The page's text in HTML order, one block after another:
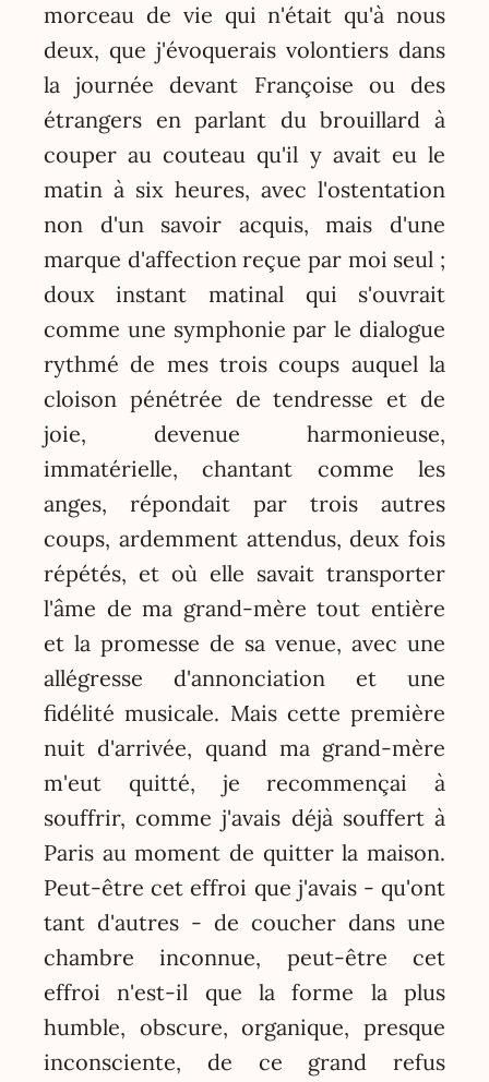
morceau de vie qui n'était qu'à nous
deux, que j'évoquerais volontiers dans
la journée devant Françoise ou des
étrangers en parlant du brouillard à
couper au couteau qu'il y avait eu le
matin à six heures, avec l'ostentation
non d'un savoir acquis, mais d'une
marque d'affection reçue par moi seul ;
doux instant matinal qui s'ouvrait
comme une symphonie par le dialogue
rythmé de mes trois coups auquel la
cloison pénétrée de tendresse et de
joie, devenue harmonieuse,
immatérielle, chantant comme les
anges, répondait par trois autres
coups, ardemment attendus, deux fois
répétés, et où elle savait transporter
l'âme de ma grand-mère tout entière
et la promesse de sa venue, avec une
allégresse d'annonciation et une
fidélité musicale. Mais cette première
nuit d'arrivée, quand ma grand-mère
m'eut quitté, je recommençai à
souffrir, comme j'avais déjà souffert à
Paris au moment de quitter la maison.
Peut-être cet effroi que j'avais - qu'ont
tant d'autres - de coucher dans une
chambre inconnue, peut-être cet
effroi n'est-il que la forme la plus
humble, obscure, organique, presque
inconsciente, de ce grand refus